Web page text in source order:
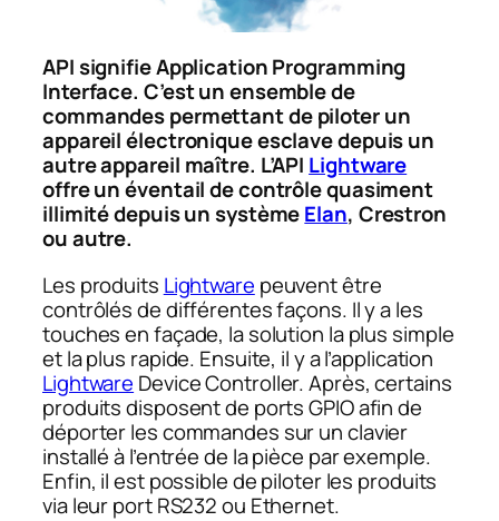
API signifie Application Programming
Interface. C’est un ensemble de
commandes permettant de piloter un
appareil électronique esclave depuis un
autre appareil maître. L’API Lightware
offre un éventail de contrôle quasiment
illimité depuis un systèmeElan, Crestron
ou autre.
Les produits Lightware peuvent être
contrôlés de différentes façons. Il y a les
touches en façade, la solution la plus simple
et la plus rapide. Ensuite, il y a l’application
Lightware Device Controller. Après, certains
produits disposent de ports GPIO afin de
déporter les commandes sur un clavier
installé à l’entrée de la pièce par exemple.
Enfin, il est possible de piloter les produits
via leur port RS232 ou Ethernet.